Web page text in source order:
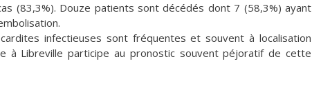
(83,3%). Douze patients sont décédés dont 7 (58,3%) ayant
infectieuses sont fréquentes et souvent à localisation
à Libreville participe au pronostic souvent péjoratif de cette